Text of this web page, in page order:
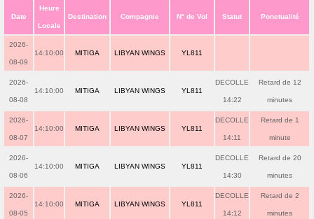
Date
Heure
Locale
Destination Compagnie N° de Vol Statut Ponctualité
2026-
08-09
14:10:00 MITIGA LIBYAN WINGS YL811
2026-
08-08
14:10:00 MITIGA LIBYAN WINGS YL811
DECOLLE
14:22
Retard de 12
minutes
2026-
08-07
14:10:00 MITIGA LIBYAN WINGS YL811
DECOLLE
14:11
Retard de 1
minute
2026-
08-06
14:10:00 MITIGA LIBYAN WINGS YL811
DECOLLE
14:30
Retard de 20
minutes
2026-
08-05
14:10:00 MITIGA LIBYAN WINGS YL811
DECOLLE
14:12
Retard de 2
minutes